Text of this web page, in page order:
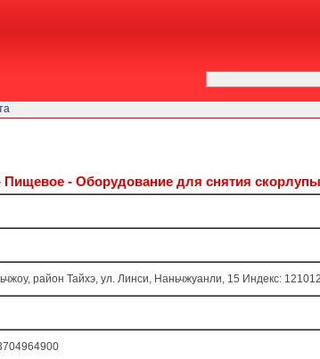
- Оборудование для снятия скорлупы с
район Тайхэ, ул. Линси, Наньчжуанли, 15 Индекс: 121012